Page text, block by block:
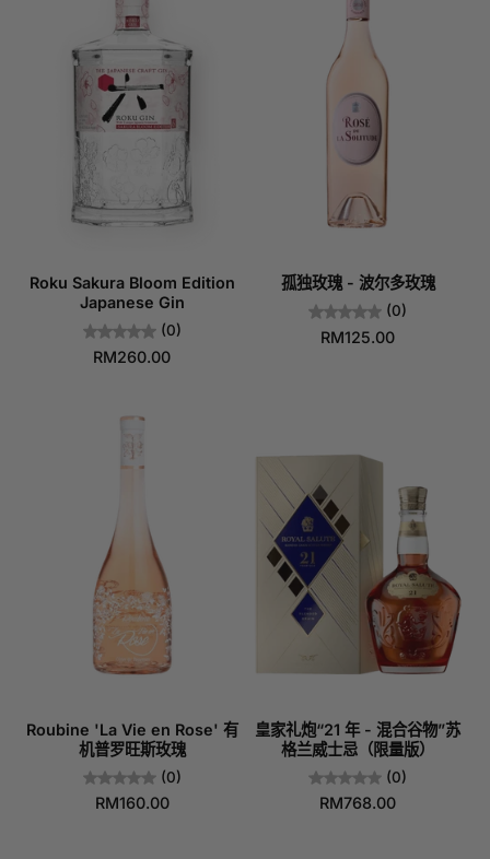
Roku Sakura Bloom Edition
Japanese Gin
(0)
RM260.00
孤独玫瑰 - 波尔多玫瑰
(0)
RM125.00
Roubine 'La Vie en Rose' 有
机普罗旺斯玫瑰
(0)
RM160.00
皇家礼炮“21 年 - 混合谷物”苏
格兰威士忌（限量版）
(0)
RM768.00